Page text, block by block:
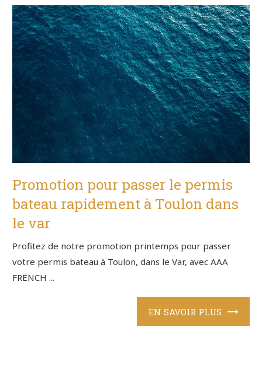
Promotion pour passer le permis
bateau rapidement à Toulon dans
le var
Profitez de notre promotion printemps pour passer
votre permis bateau à Toulon, dans le Var, avec AAA
FRENCH ...
EN SAVOIR PLUS